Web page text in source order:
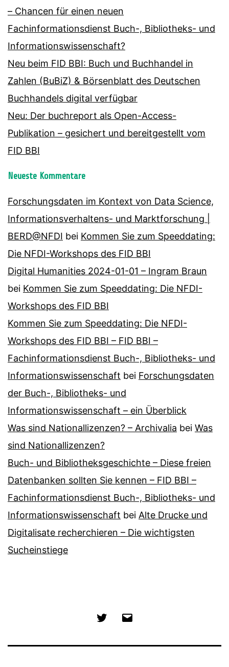
– Chancen für einen neuen
Fachinformationsdienst Buch-, Bibliotheks- und
Informationswissenschaft?
Neu beim FID BBI: Buch und Buchhandel in
Zahlen (BuBiZ) & Börsenblatt des Deutschen
Buchhandels digital verfügbar
Neu: Der buchreport als Open-Access-
Publikation – gesichert und bereitgestellt vom
FID BBI
Neueste Kommentare
Forschungsdaten im Kontext von Data Science,
Informationsverhaltens- und Marktforschung |
BERD@NFDI bei Kommen Sie zum Speeddating:
Die NFDI-Workshops des FID BBI
Digital Humanities 2024-01-01 – Ingram Braun
bei Kommen Sie zum Speeddating: Die NFDI-
Workshops des FID BBI
Kommen Sie zum Speeddating: Die NFDI-
Workshops des FID BBI – FID BBI –
Fachinformationsdienst Buch-, Bibliotheks- und
Informationswissenschaft bei Forschungsdaten
der Buch-, Bibliotheks- und
Informationswissenschaft – ein Überblick
Was sind Nationallizenzen? – Archivalia bei Was
sind Nationallizenzen?
Buch- und Bibliotheksgeschichte – Diese freien
Datenbanken sollten Sie kennen – FID BBI –
Fachinformationsdienst Buch-, Bibliotheks- und
Informationswissenschaft bei Alte Drucke und
Digitalisate recherchieren – Die wichtigsten
Sucheinstiege
Twitter